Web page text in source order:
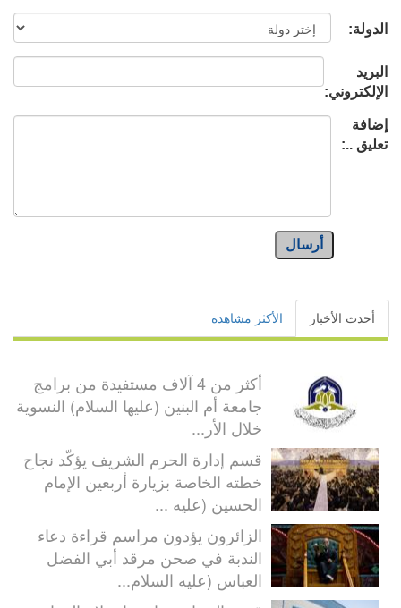
الدولة:
البريد
الإلكتروني:
إضافة
تعليق ..:
أرسال
أحدث الأخبار الأكثر مشاهدة
أكثر من 4 آلاف مستفيدة من برامج
جامعة أم البنين (عليها السلام) النسوية
خلال الأر...
قسم إدارة الحرم الشريف يؤكّد نجاح
خطته الخاصة بزيارة أربعين الإمام
الحسين (عليه ...
الزائرون يؤدون مراسم قراءة دعاء
الندبة في صحن مرقد أبي الفضل
العباس (عليه السلام...